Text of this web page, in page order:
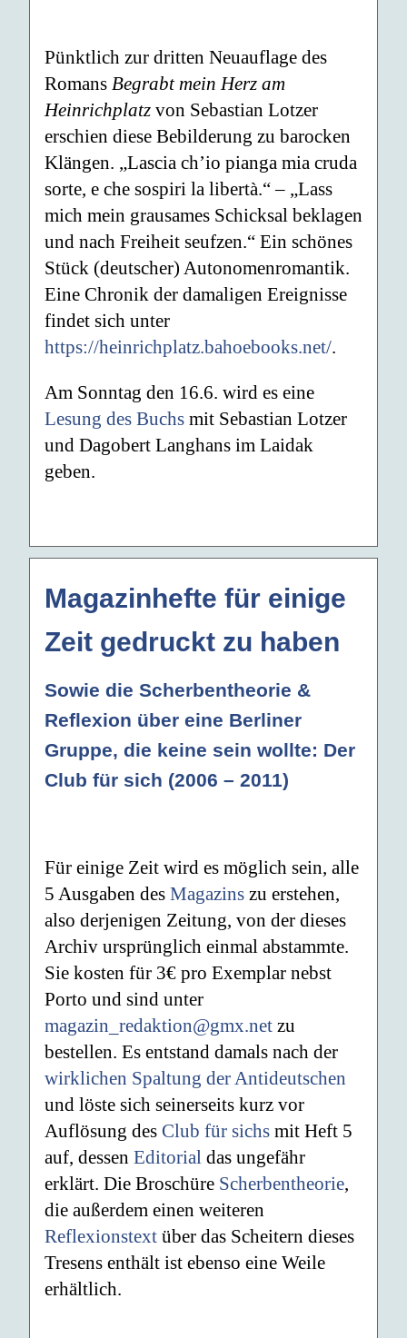
Pünktlich zur dritten Neuauflage des
Romans Begrabt mein Herz am
Heinrichplatz von Sebastian Lotzer
erschien diese Bebilderung zu barocken
Klängen. „Lascia ch’io pianga mia cruda
sorte, e che sospiri la libertà.“ – „Lass
mich mein grausames Schicksal beklagen
und nach Freiheit seufzen.“ Ein schönes
Stück (deutscher) Autonomenromantik.
Eine Chronik der damaligen Ereignisse
findet sich unter
https://heinrichplatz.bahoebooks.net/.
Am Sonntag den 16.6. wird es eine
Lesung des Buchs mit Sebastian Lotzer
und Dagobert Langhans im Laidak
geben.
Magazinhefte für einige
Zeit gedruckt zu haben
Sowie die Scherbentheorie &
Reflexion über eine Berliner
Gruppe, die keine sein wollte: Der
Club für sich (2006 – 2011)
Für einige Zeit wird es möglich sein, alle
5 Ausgaben des Magazins zu erstehen,
also derjenigen Zeitung, von der dieses
Archiv ursprünglich einmal abstammte.
Sie kosten für 3€ pro Exemplar nebst
Porto und sind unter
magazin_redaktion@gmx.net zu
bestellen. Es entstand damals nach der
wirklichen Spaltung der Antideutschen
und löste sich seinerseits kurz vor
Auflösung des Club für sichs mit Heft 5
auf, dessen Editorial das ungefähr
erklärt. Die Broschüre Scherbentheorie,
die außerdem einen weiteren
Reflexionstext über das Scheitern dieses
Tresens enthält ist ebenso eine Weile
erhältlich.